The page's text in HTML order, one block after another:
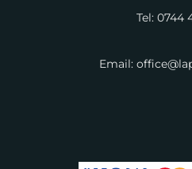
Tel: 0744
Email: